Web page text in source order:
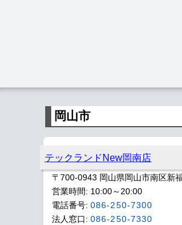
岡山市
テックランドNew岡南店
〒700-0943 岡山県岡山市南区新
営業時間: 10:00～20:00
電話番号: 086-250-7300
法人窓口: 086-250-7330